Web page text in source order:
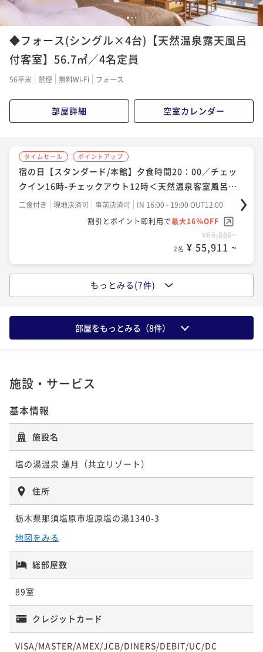
◆【のんびりプラン限定】チーズガーデンケーキセッ
ト付／夕食時間20時／チェックイン16時-チェックアウ
ト12時
二食付き 現地決済可 事前決済可
IN 16:00 - 19:00 OUT12:00
2名 ¥ 59,631 ~
◆【夕食グレードアップ】1日3組限定★≪特別会席≫
プラン＜２食付＞【のんびり】B＜IN16：00～OUT1
2：00＞
二食付き 現地決済可 事前決済可
IN 16:00 - 19:00 OUT12:00
ポイント即利用で最大7％OFF
¥67,980~
¥ 63,221 ~
ポイントアップ
◆【夕食グレードアップ】1日3組限定≪特別会席≫夕
食時間20時／チェックイン16時-チェックアウト12時
二食付き 現地決済可 事前決済可
IN 16:00 - 19:00 OUT12:00
ポイント即利用で
最大7％OFF
ポイントアップ
【早期割60／本館】最大1,500円割引／夕食時間17時3
0分／IN14時-OUT10時／湯めぐり
二食付き 現地決済可
¥57,640~
2名 ¥ 55,334 ~
ポイントアップ
【スタンダード/本館】夕食時間17時30分／チェックイ
ン14時-チェックアウト10時＜天然温泉客室風呂付＞湯
めぐり
二食付き 現地決済可 事前決済可
IN 14:00 - 17:00 OUT10:00
ポイント即利用で最大7％OFF
¥60,820~
2名 ¥ 56,562 ~
【ご家族のはじまり旅】おむつ付＜湯めぐり＞
二食付き 現地決済可
IN 14:00 - 17:00 OUT10:00
ポイント即利用で
最大4％OFF
【夕食グレードアップ】1日3組限定≪特別会席≫夕食
時／湯めぐり
ポイント即利用で
¥68,640~
【夕食グレードアップ】1日3組限定★≪特別会席≫プ
00＞
二食付き 現地決済可 事前決済可
IN 14:00 - 17:00 OUT10:00
¥68,640~
123
◆フォース(シングル×4台)【天然温泉露天風呂
付客室】56.7㎡／4名定員
56平米 禁煙 無料Wi-Fi フォース
部屋詳細 空室カレンダー
タイムセール ポイントアップ
宿の日【スタンダード/本館】夕食時間20：00／チェッ
クイン16時-チェックアウト12時＜天然温泉客室風呂付
＞のんびり
二食付き 現地決済可 事前決済可
IN 16:00 - 19:00 OUT12:00
割引とポイント即利用で最大16％OFF
¥66,880~
2名 ¥ 55,911 ~
◆【早期割90/本館】最大3,000円割引／夕食時間20
時/チェックイン16時-チェックアウト12時／のんびり
現地決済可 事前決済可
IN 16:00 - 19:00 OUT12:00
ポイントアップ
◆【早期割60/本館】最大1500円割引／夕食時間20時
／チェックイン16時-チェックアウト12時／のんびり
二食付き 現地決済可 事前決済可
IN 16:00 - 19:00 OUT12:00
ポイント即利用で最大7％OFF
2名 ¥ 59,743 ~
ポイントアップ
【ショートステイ】那須観光に最適☆夕食時間20：00
二食付き
¥ 59,980 ~
もっとみる(7件)
部屋をもっとみる（8件）
施設・サービス
基本情報
施設名
塩の湯温泉 蓮月（共立リゾート）
住所
栃木県那須塩原市塩原塩の湯1340-3
地図をみる
総部屋数
89室
クレジットカード
VISA/MASTER/AMEX/JCB/DINERS/DEBIT/UC/DC